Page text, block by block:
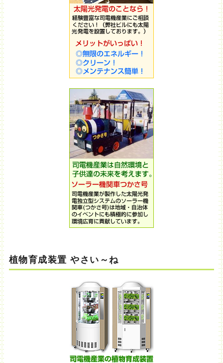
植物育成装置 やさい～ね